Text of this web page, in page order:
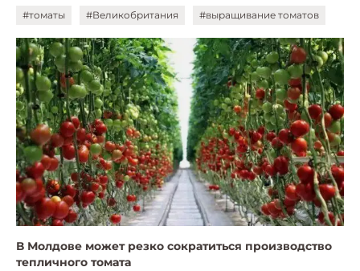
#томаты #Великобритания #выращивание томатов
В Молдове может резко сократиться производство
тепличного томата